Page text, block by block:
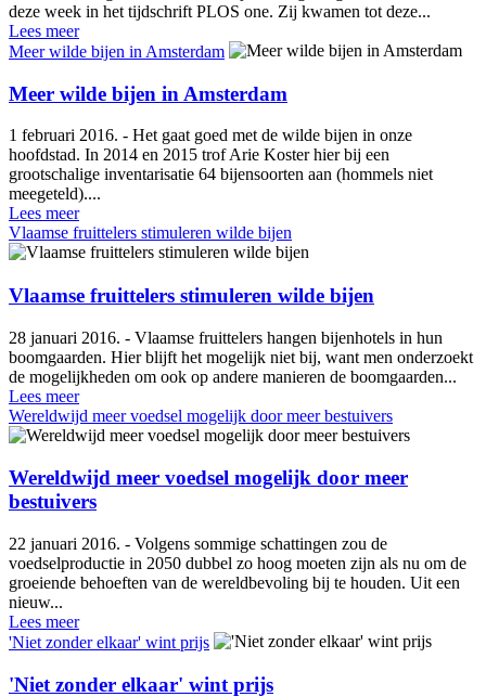
deze week in het tijdschrift PLOS one. Zij kwamen tot deze...
Lees meer
Meer wilde bijen in Amsterdam
Meer wilde bijen in Amsterdam
1 februari 2016. - Het gaat goed met de wilde bijen in onze
hoofdstad. In 2014 en 2015 trof Arie Koster hier bij een
grootschalige inventarisatie 64 bijensoorten aan (hommels niet
meegeteld)....
Lees meer
Vlaamse fruittelers stimuleren wilde bijen
Vlaamse fruittelers stimuleren wilde bijen
28 januari 2016. - Vlaamse fruittelers hangen bijenhotels in hun
boomgaarden. Hier blijft het mogelijk niet bij, want men onderzoekt
de mogelijkheden om ook op andere manieren de boomgaarden...
Lees meer
Wereldwijd meer voedsel mogelijk door meer bestuivers
Wereldwijd meer voedsel mogelijk door meer
bestuivers
22 januari 2016. - Volgens sommige schattingen zou de
voedselproductie in 2050 dubbel zo hoog moeten zijn als nu om de
groeiende behoeften van de wereldbevoling bij te houden. Uit een
nieuw...
Lees meer
'Niet zonder elkaar' wint prijs
'Niet zonder elkaar' wint prijs